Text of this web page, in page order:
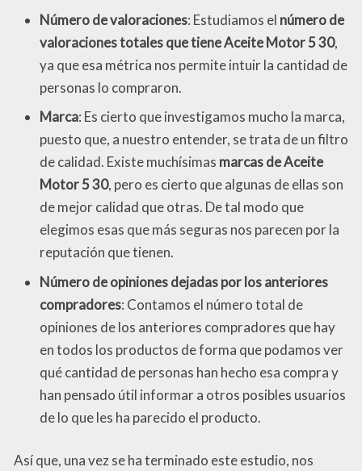
Número de valoraciones: Estudiamos el número de
valoraciones totales que tiene Aceite Motor 5 30,
ya que esa métrica nos permite intuir la cantidad de
personas lo compraron.
Marca: Es cierto que investigamos mucho la marca,
puesto que, a nuestro entender, se trata de un filtro
de calidad. Existe muchísimas marcas de Aceite
Motor 5 30, pero es cierto que algunas de ellas son
de mejor calidad que otras. De tal modo que
elegimos esas que más seguras nos parecen por la
reputación que tienen.
Número de opiniones dejadas por los anteriores
compradores: Contamos el número total de
opiniones de los anteriores compradores que hay
en todos los productos de forma que podamos ver
qué cantidad de personas han hecho esa compra y
han pensado útil informar a otros posibles usuarios
de lo que les ha parecido el producto.
Así que, una vez se ha terminado este estudio, nos